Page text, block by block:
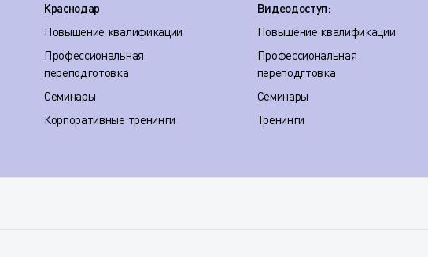
Краснодар
Повышение квалификации
Профессиональная
переподготовка
Семинары
Корпоративные тренинги
Видеодоступ:
Повышение квалификации
Профессиональная
переподгтовка
Семинары
Тренинги